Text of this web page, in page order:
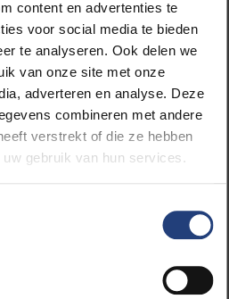
content en advertenties te
voor social media te bieden
te analyseren. Ook delen we
van onze site met onze
adverteren en analyse. Deze
combineren met andere
verstrekt of die ze hebben
gebruik van hun services.
De
onder leerlingen komt
meldingen over
in klaslokalen
een onderzoek deed.
voor de dreigingsanalyse
ziet steeds meer